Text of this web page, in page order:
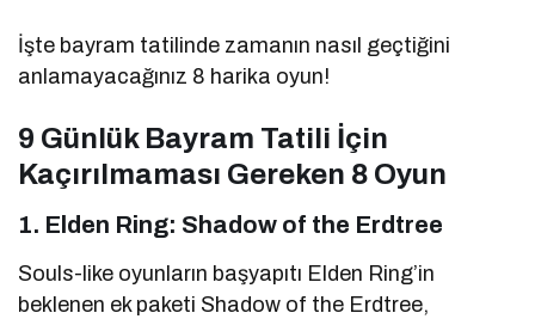
İşte bayram tatilinde zamanın nasıl geçtiğini
anlamayacağınız 8 harika oyun!
9 Günlük Bayram Tatili İçin
Kaçırılmaması Gereken 8 Oyun
1. Elden Ring: Shadow of the Erdtree
Souls-like oyunların başyapıtı Elden Ring’in
beklenen ek paketi Shadow of the Erdtree,